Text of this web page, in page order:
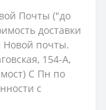
Почты ("до
доставки
Новой почты.
154-А,
С Пн по
с